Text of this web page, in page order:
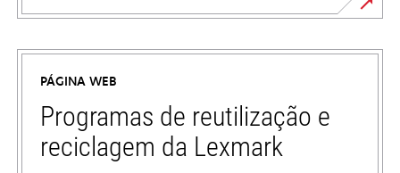
opens
in
new
tab
PÁGINA WEB
Programas de reutilização e
reciclagem da Lexmark